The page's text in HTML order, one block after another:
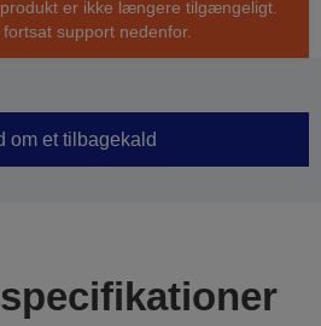
er ikke længere tilgængeligt.
support nedenfor.
om et tilbagekald